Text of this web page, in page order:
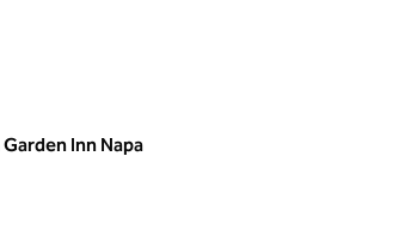
Garden Inn Napa